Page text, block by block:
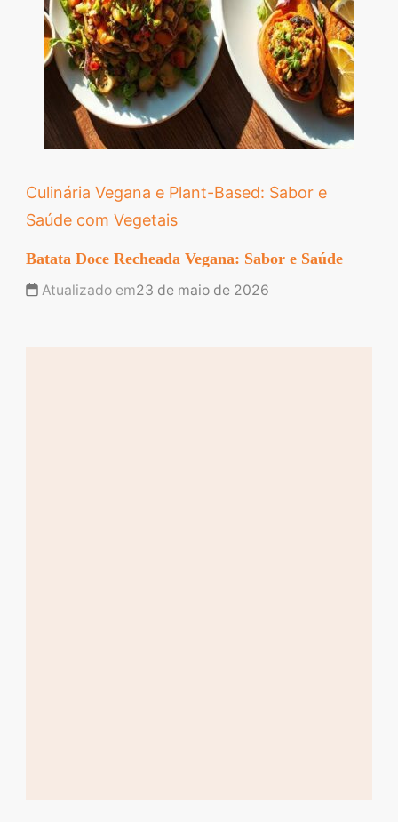
Culinária Vegana e Plant-Based: Sabor e
Saúde com Vegetais
Batata Doce Recheada Vegana: Sabor e Saúde
Atualizado em23 de maio de 2026